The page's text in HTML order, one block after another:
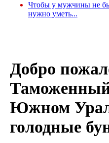
Чтобы у мужчины не
нужно уметь...
Добро
Южном
голодные